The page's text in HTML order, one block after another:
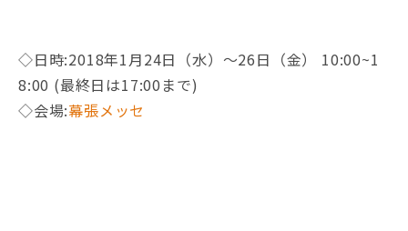
◇日時:2018年1月24日（水）〜26日（金） 10:00~1
8:00 (最終日は17:00まで)
◇会場:幕張メッセ